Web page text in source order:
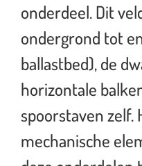
onderdeel. Dit
ondergrond tot
ballastbed), de
horizontale
spoorstaven zelf.
mechanische